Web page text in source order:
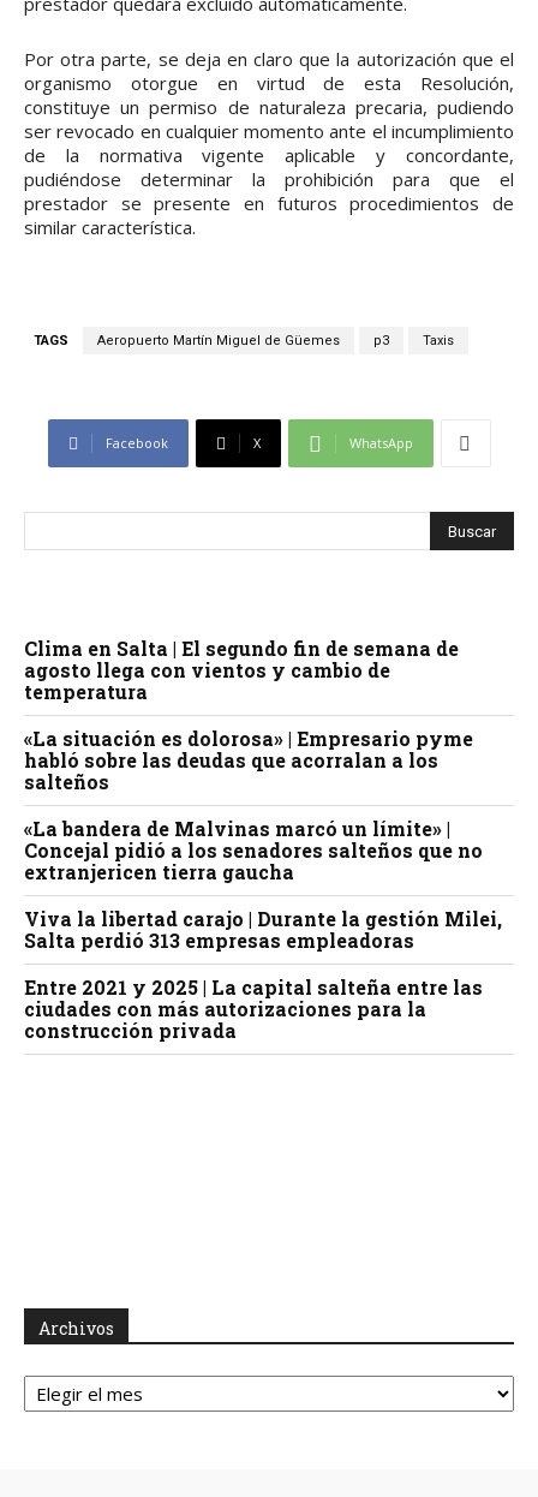
Por otra parte, se deja en claro que la autorización que el
organismo otorgue en virtud de esta Resolución,
constituye un permiso de naturaleza precaria, pudiendo
ser revocado en cualquier momento ante el incumplimiento
de la normativa vigente aplicable y concordante,
pudiéndose determinar la prohibición para que el
prestador se presente en futuros procedimientos de
similar característica.
TAGS Aeropuerto Martín Miguel de Güemes p3 Taxis
Facebook X WhatsApp
Clima en Salta | El segundo fin de semana de
agosto llega con vientos y cambio de
temperatura
«La situación es dolorosa» | Empresario pyme
habló sobre las deudas que acorralan a los
salteños
«La bandera de Malvinas marcó un límite» |
Concejal pidió a los senadores salteños que no
extranjericen tierra gaucha
Viva la libertad carajo | Durante la gestión Milei,
Salta perdió 313 empresas empleadoras
Entre 2021 y 2025 | La capital salteña entre las
ciudades con más autorizaciones para la
construcción privada
Archivos
Archivos